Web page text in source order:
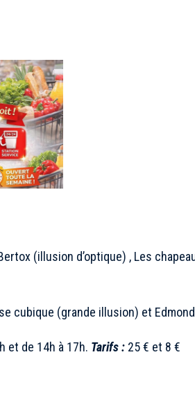
(illusion d’optique) , Les
cubique (grande illusion) et
et de 14h à 17h. Tarifs : 25 € et 8 €